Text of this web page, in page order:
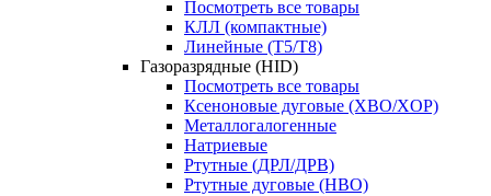
Посмотреть все товары
КЛЛ (компактные)
Линейные (T5/T8)
Газоразрядные (HID)
Посмотреть все товары
Ксеноновые дуговые (XBO/XOP)
Металлогалогенные
Натриевые
Ртутные (ДРЛ/ДРВ)
Ртутные дуговые (HBO)